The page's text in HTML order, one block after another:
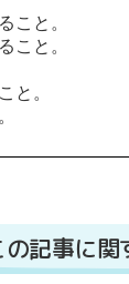
こと。
こと。
と。
の記事に